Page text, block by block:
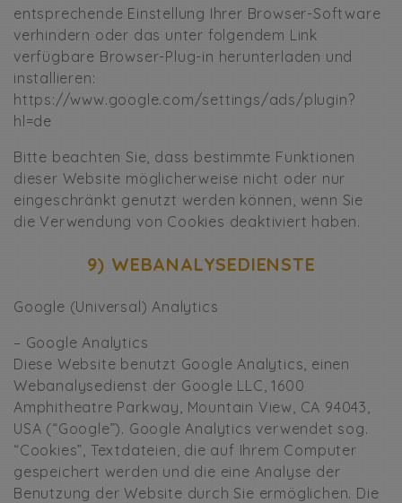
entsprechende Einstellung Ihrer Browser-Software
verhindern oder das unter folgendem Link
verfügbare Browser-Plug-in herunterladen und
installieren:
https://www.google.com/settings/ads/plugin?
hl=de
Bitte beachten Sie, dass bestimmte Funktionen
dieser Website möglicherweise nicht oder nur
eingeschränkt genutzt werden können, wenn Sie
die Verwendung von Cookies deaktiviert haben.
9) WEBANALYSEDIENSTE
Google (Universal) Analytics
– Google Analytics
Diese Website benutzt Google Analytics, einen
Webanalysedienst der Google LLC, 1600
Amphitheatre Parkway, Mountain View, CA 94043,
USA (“Google”). Google Analytics verwendet sog.
“Cookies”, Textdateien, die auf Ihrem Computer
gespeichert werden und die eine Analyse der
Benutzung der Website durch Sie ermöglichen. Die